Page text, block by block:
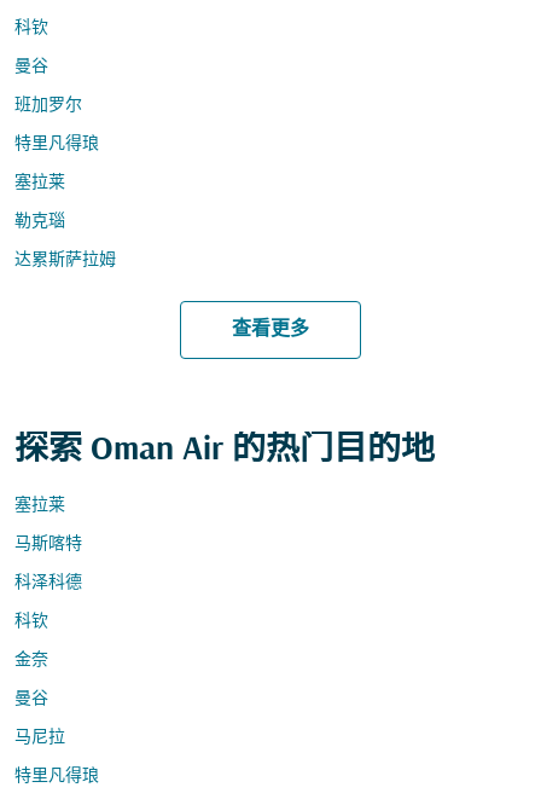
科钦
曼谷
班加罗尔
特里凡得琅
塞拉莱
勒克瑙
达累斯萨拉姆
查看更多
探索 Oman Air 的热门目的地
塞拉莱
马斯喀特
科泽科德
科钦
金奈
曼谷
马尼拉
特里凡得琅